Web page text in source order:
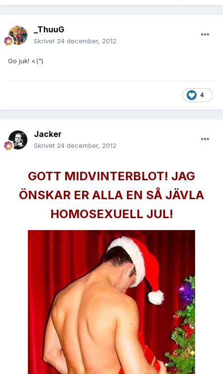
_ThuuG
Skrivet 24 december, 2012
Go juk! <(")
4
Jacker
Skrivet 24 december, 2012
GOTT MIDVINTERBLOT! JAG
ÖNSKAR ER ALLA EN SÅ JÄVLA
HOMOSEXUELL JUL!